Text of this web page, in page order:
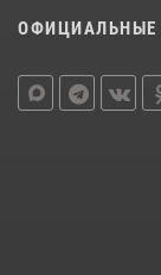
ОФИЦИАЛЬНЫЕ